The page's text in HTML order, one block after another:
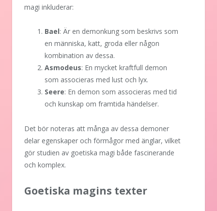
magi inkluderar:
Bael: Är en demonkung som beskrivs som
en människa, katt, groda eller någon
kombination av dessa.
Asmodeus: En mycket kraftfull demon
som associeras med lust och lyx.
Seere: En demon som associeras med tid
och kunskap om framtida händelser.
Det bör noteras att många av dessa demoner
delar egenskaper och förmågor med änglar, vilket
gör studien av goetiska magi både fascinerande
och komplex.
Goetiska magins texter